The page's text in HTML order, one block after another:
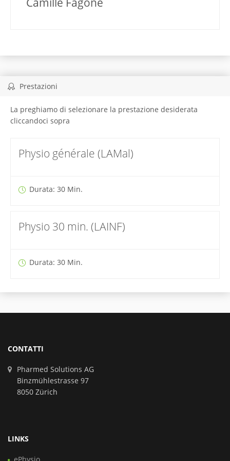
Prestazioni
La preghiamo di selezionare la prestazione desiderata
cliccandoci sopra
Physio générale (LAMal)
Durata: 30 Min.
Physio 30 min. (LAINF)
Durata: 30 Min.
CONTATTI
Pharmed Solutions AG
Binzmühlestrasse 97
8050 Zürich
LINKS